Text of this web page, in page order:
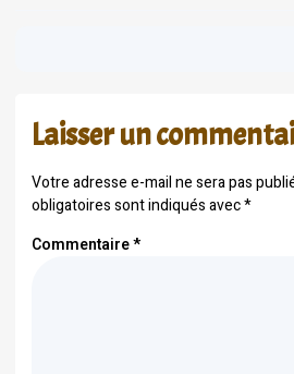
Laisser un
Votre adresse e-mail ne sera pas
obligatoires sont indiqués avec*
Commentaire*